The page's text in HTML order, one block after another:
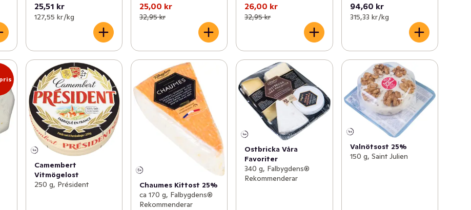
25,51 kr
127,55 kr /kg
25,00 kr
32,95 kr
26,00 kr
32,95 kr
94,60 kr
315,33 kr /kg
Camembert
Vitmögelost
250 g, Président
Chaumes Kittost 25%
ca 170 g, Falbygdens®
Rekommenderar
Ostbricka Våra
Favoriter
340 g, Falbygdens®
Rekommenderar
Valnötsost 25%
150 g, Saint Julien